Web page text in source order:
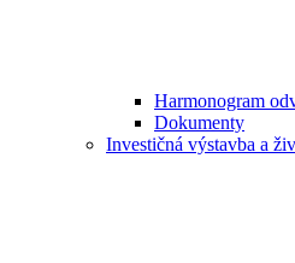
Harmonogram
Dokumenty
Investičná výstavba a